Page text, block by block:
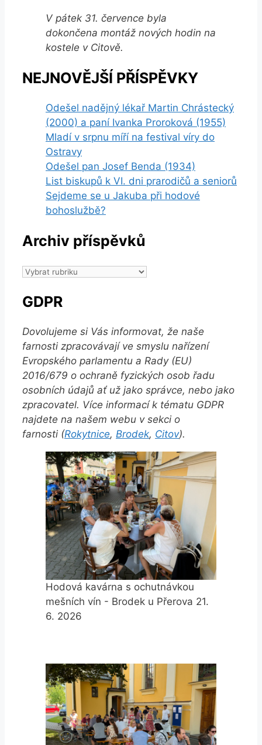
V pátek 31. července byla
dokončena montáž nových hodin na
kostele v Citově.
NEJNOVĚJŠÍ PŘÍSPĚVKY
Odešel nadějný lékař Martin Chrástecký
(2000) a paní Ivanka Proroková (1955)
Mladí v srpnu míří na festival víry do
Ostravy
Odešel pan Josef Benda (1934)
List biskupů k VI. dni prarodičů a seniorů
Sejdeme se u Jakuba při hodové
bohoslužbě?
Archiv příspěvků
Archiv
GDPR
Dovolujeme si Vás informovat, že naše
farnosti zpracovávají ve smyslu nařízení
Evropského parlamentu a Rady (EU)
2016/679 o ochraně fyzických osob řadu
osobních údajů ať už jako správce, nebo jako
zpracovatel. Více informací k tématu GDPR
najdete na našem webu v sekci o
farnosti (Rokytnice, Brodek, Citov).
Hodová kavárna s ochutnávkou
mešních vín - Brodek u Přerova 21.
6. 2026